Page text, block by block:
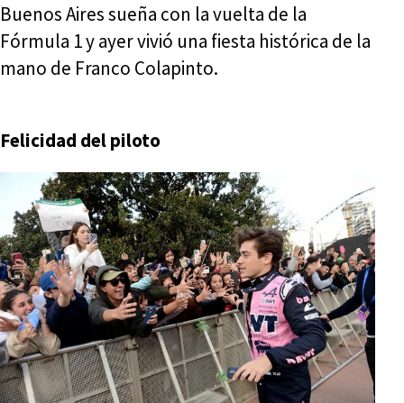
Buenos Aires sueña con la vuelta de la
Fórmula 1 y ayer vivió una fiesta histórica de la
mano de Franco Colapinto.
Felicidad del piloto